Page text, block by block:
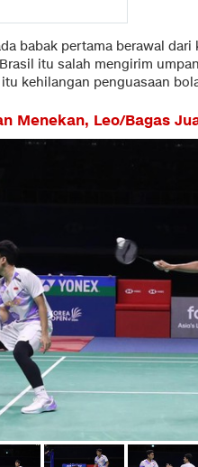
babak pertama berawal dari
itu salah mengirim
kehilangan penguasaan
Menekan, Leo/Bagas